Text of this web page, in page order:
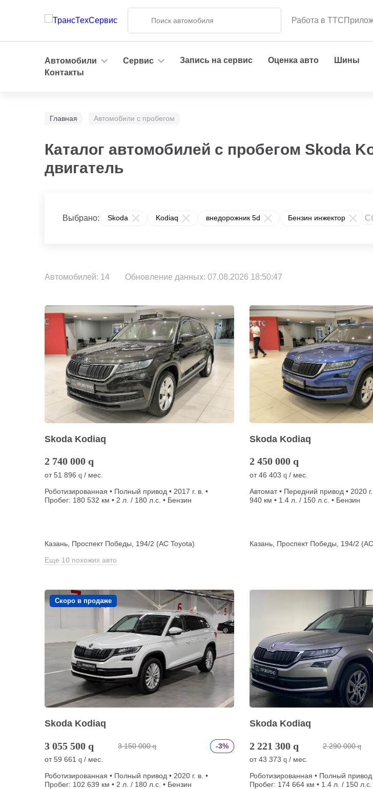
Работа в ТТС
Автомобили Сервис Запись на сервис Оценка авто Шины
Контакты
Главная Автомобили с пробегом
Каталог автомобилей с пробегом Skoda
двигатель
Выбрано: Skoda Kodiaq внедорожник 5d Бензин инжектор
Автомобилей: 14 Обновление данных: 07.08.2026 18:50:47
Skoda Kodiaq
2 740 000 q
от51 896 q / мес.
Роботизированная • Полный привод • 2017 г. в. •
Пробег: 180 532 км • 2 л. / 180 л.с. • Бензин
Казань, Проспект Победы, 194/2 (АС Toyota)
Еще 10 похожих авто
Skoda Kodiaq
2 450 000 q
от46 403 q / мес.
Автомат • Передний привод • 2020
940 км • 1.4 л. / 150 л.с. • Бензин
Казань, Проспект Победы, 194/2
Скоро в продаже
Skoda Kodiaq
3 055 500 q 3 150 000 q
-3%
от59 661 q / мес.
Роботизированная • Полный привод • 2020 г. в. •
Пробег: 102 639 км • 2 л. / 180 л.с. • Бензин
Skoda Kodiaq
2 221 300 q 2 290 000 q
от43 373 q / мес.
Роботизированная • Полный привод
Пробег: 174 664 км • 1.4 л. / 150 л.с.